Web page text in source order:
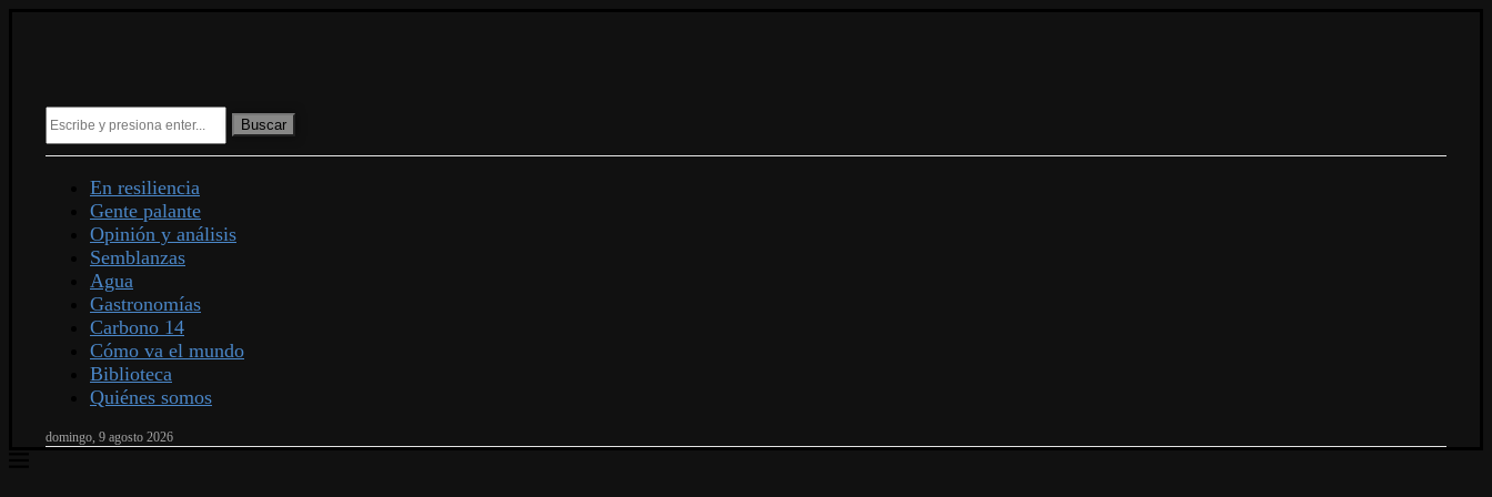
Buscar
En resiliencia
Gente palante
Opinión y análisis
Semblanzas
Agua
Gastronomías
Carbono 14
Cómo va el mundo
Biblioteca
Quiénes somos
domingo, 9 agosto 2026